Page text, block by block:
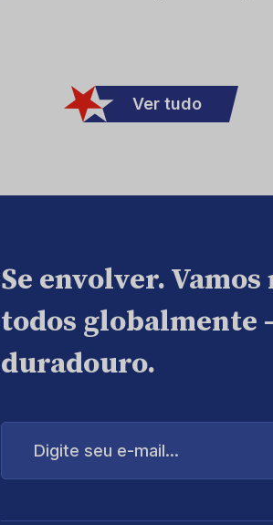
Ver tudo
Se envolver.
todos globalmente
duradouro.
Digite